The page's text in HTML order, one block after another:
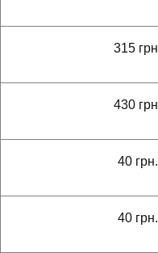
315
430
40 грн.
40 грн.